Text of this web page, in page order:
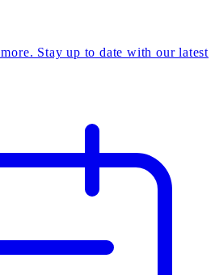
Stay up to date with our latest